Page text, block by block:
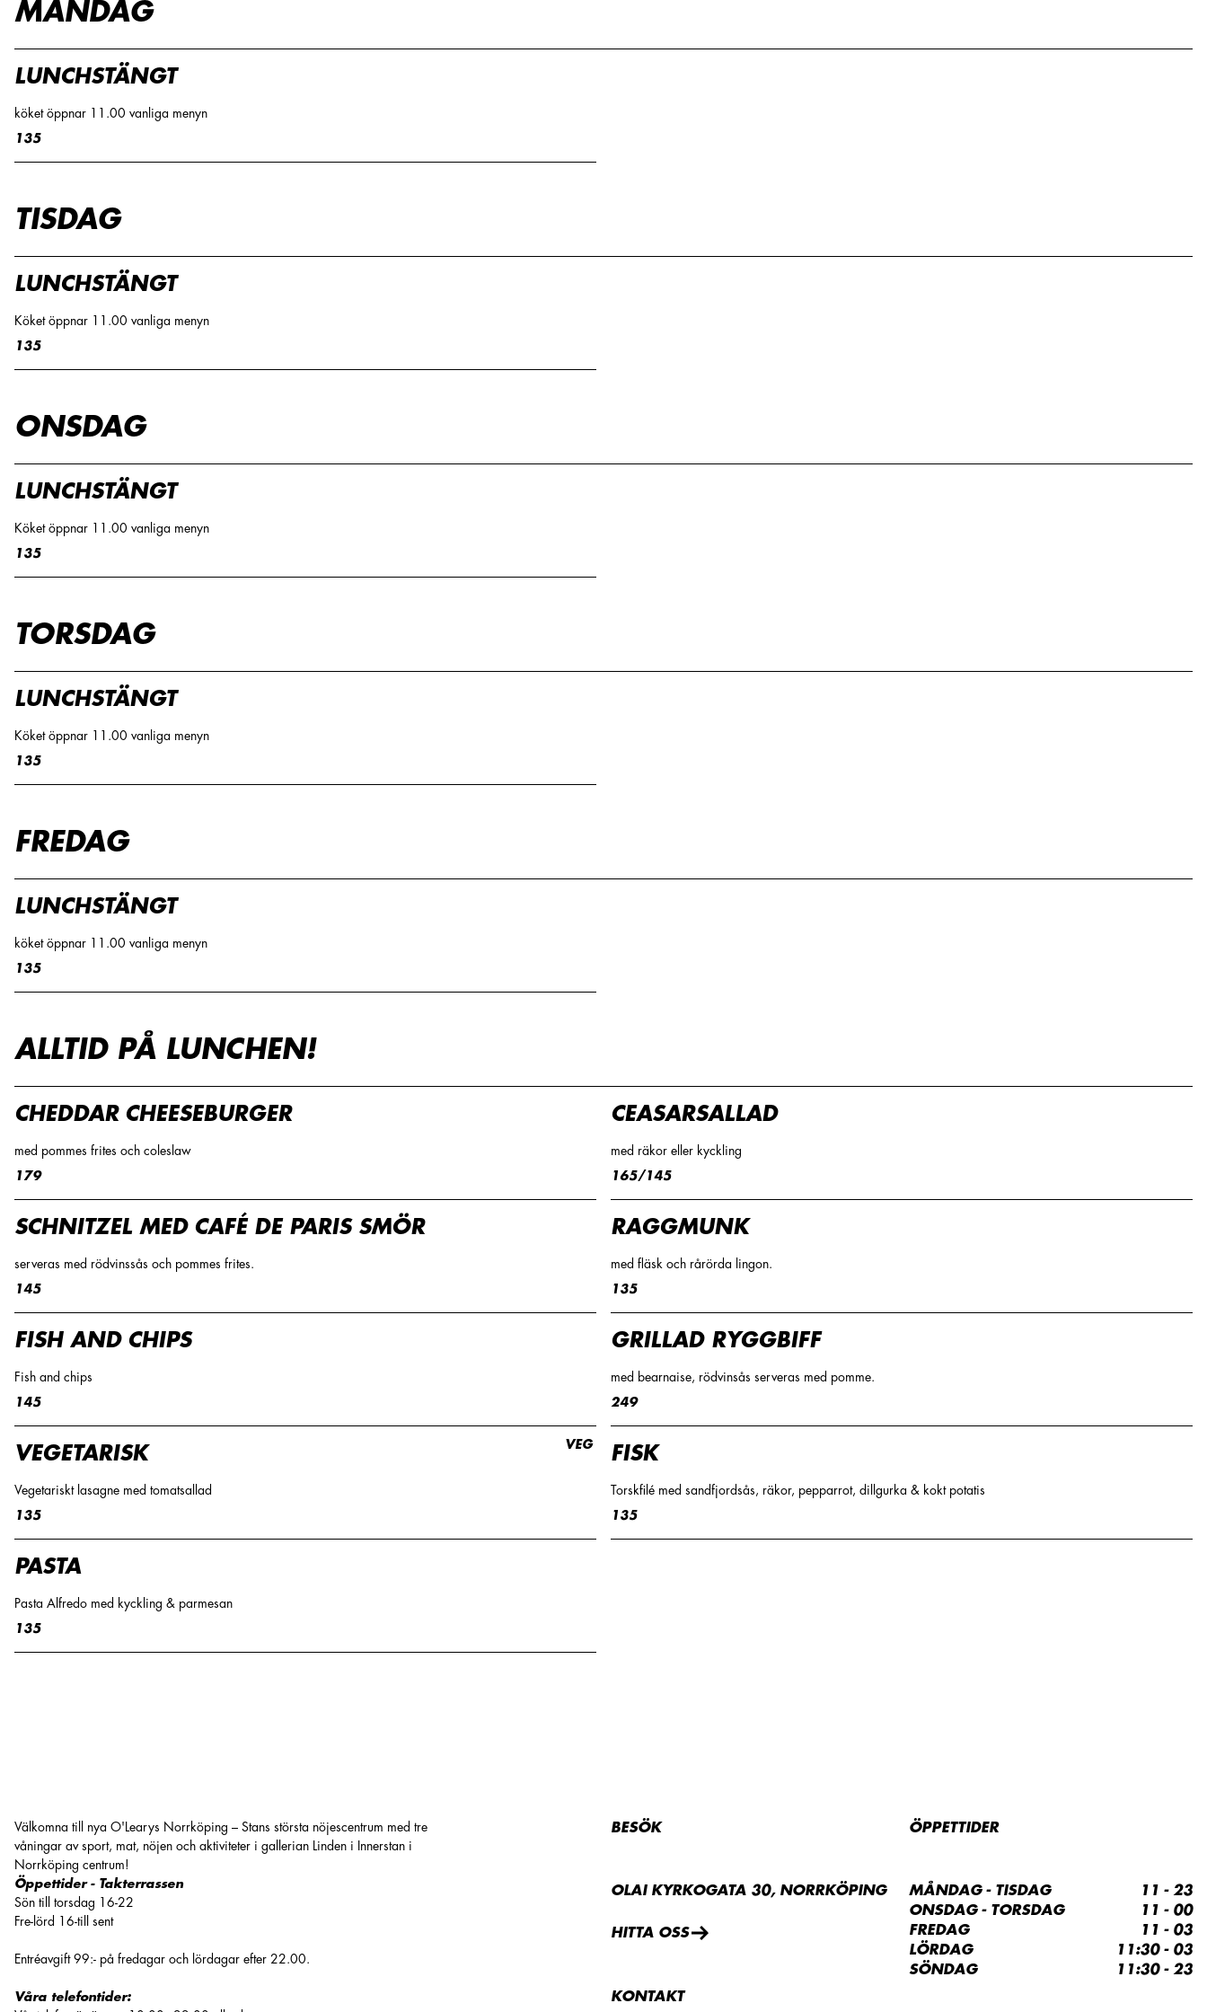
MÅNDAG
LUNCHSTÄNGT
köket öppnar 11.00 vanliga menyn
135
TISDAG
LUNCHSTÄNGT
Köket öppnar 11.00 vanliga menyn
135
ONSDAG
LUNCHSTÄNGT
Köket öppnar 11.00 vanliga menyn
135
TORSDAG
LUNCHSTÄNGT
Köket öppnar 11.00 vanliga menyn
135
FREDAG
LUNCHSTÄNGT
köket öppnar 11.00 vanliga menyn
135
ALLTID PÅ LUNCHEN!
CHEDDAR CHEESEBURGER
med pommes frites och coleslaw
179
CEASARSALLAD
med räkor eller kyckling
165/145
SCHNITZEL MED CAFÉ DE PARIS SMÖR
serveras med rödvinssås och pommes frites.
145
RAGGMUNK
med fläsk och rårörda lingon.
135
FISH AND CHIPS
Fish and chips
145
GRILLAD RYGGBIFF
med bearnaise, rödvinsås serveras med pomme.
249
VEGETARISK
Vegetariskt lasagne med tomatsallad
135
VEG FISK
Torskfilé med sandfjordsås, räkor, pepparrot, dillgurka & kokt potatis
135
PASTA
Pasta Alfredo med kyckling & parmesan
135
Välkomna till nya O'Learys Norrköping – Stans största nöjescentrum med tre
våningar av sport, mat, nöjen och aktiviteter i gallerian Linden i Innerstan i
Norrköping centrum!
Öppettider - Takterrassen
Sön till torsdag 16-22
Fre-lörd 16-till sent
Entréavgift 99:- på fredagar och lördagar efter 22.00.
Våra telefontider:
BESÖK
OLAI KYRKOGATA 30, NORRKÖPING
HITTA OSS
KONTAKT
ÖPPETTIDER
MÅNDAG - TISDAG
11 - 23
ONSDAG - TORSDAG
11 - 00
FREDAG
11 - 03
LÖRDAG
11:30 - 03
SÖNDAG
11:30 - 23